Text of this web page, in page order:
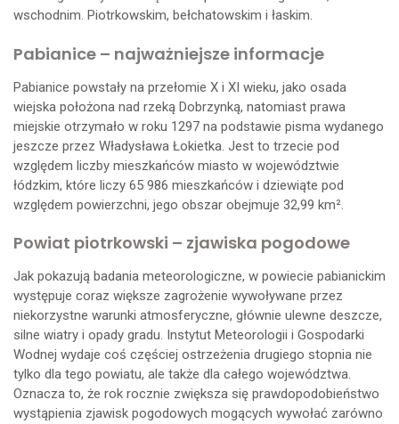
wschodnim. Piotrkowskim, bełchatowskim i łaskim.
Pabianice – najważniejsze informacje
Pabianice powstały na przełomie X i XI wieku, jako osada
wiejska położona nad rzeką Dobrzynką, natomiast prawa
miejskie otrzymało w roku 1297 na podstawie pisma wydanego
jeszcze przez Władysława Łokietka. Jest to trzecie pod
względem liczby mieszkańców miasto w województwie
łódzkim, które liczy 65 986 mieszkańców i dziewiąte pod
względem powierzchni, jego obszar obejmuje 32,99 km².
Powiat piotrkowski – zjawiska pogodowe
Jak pokazują badania meteorologiczne, w powiecie pabianickim
występuje coraz większe zagrożenie wywoływane przez
niekorzystne warunki atmosferyczne, głównie ulewne deszcze,
silne wiatry i opady gradu. Instytut Meteorologii i Gospodarki
Wodnej wydaje coś częściej ostrzeżenia drugiego stopnia nie
tylko dla tego powiatu, ale także dla całego województwa.
Oznacza to, że rok rocznie zwiększa się prawdopodobieństwo
wystąpienia zjawisk pogodowych mogących wywołać zarówno